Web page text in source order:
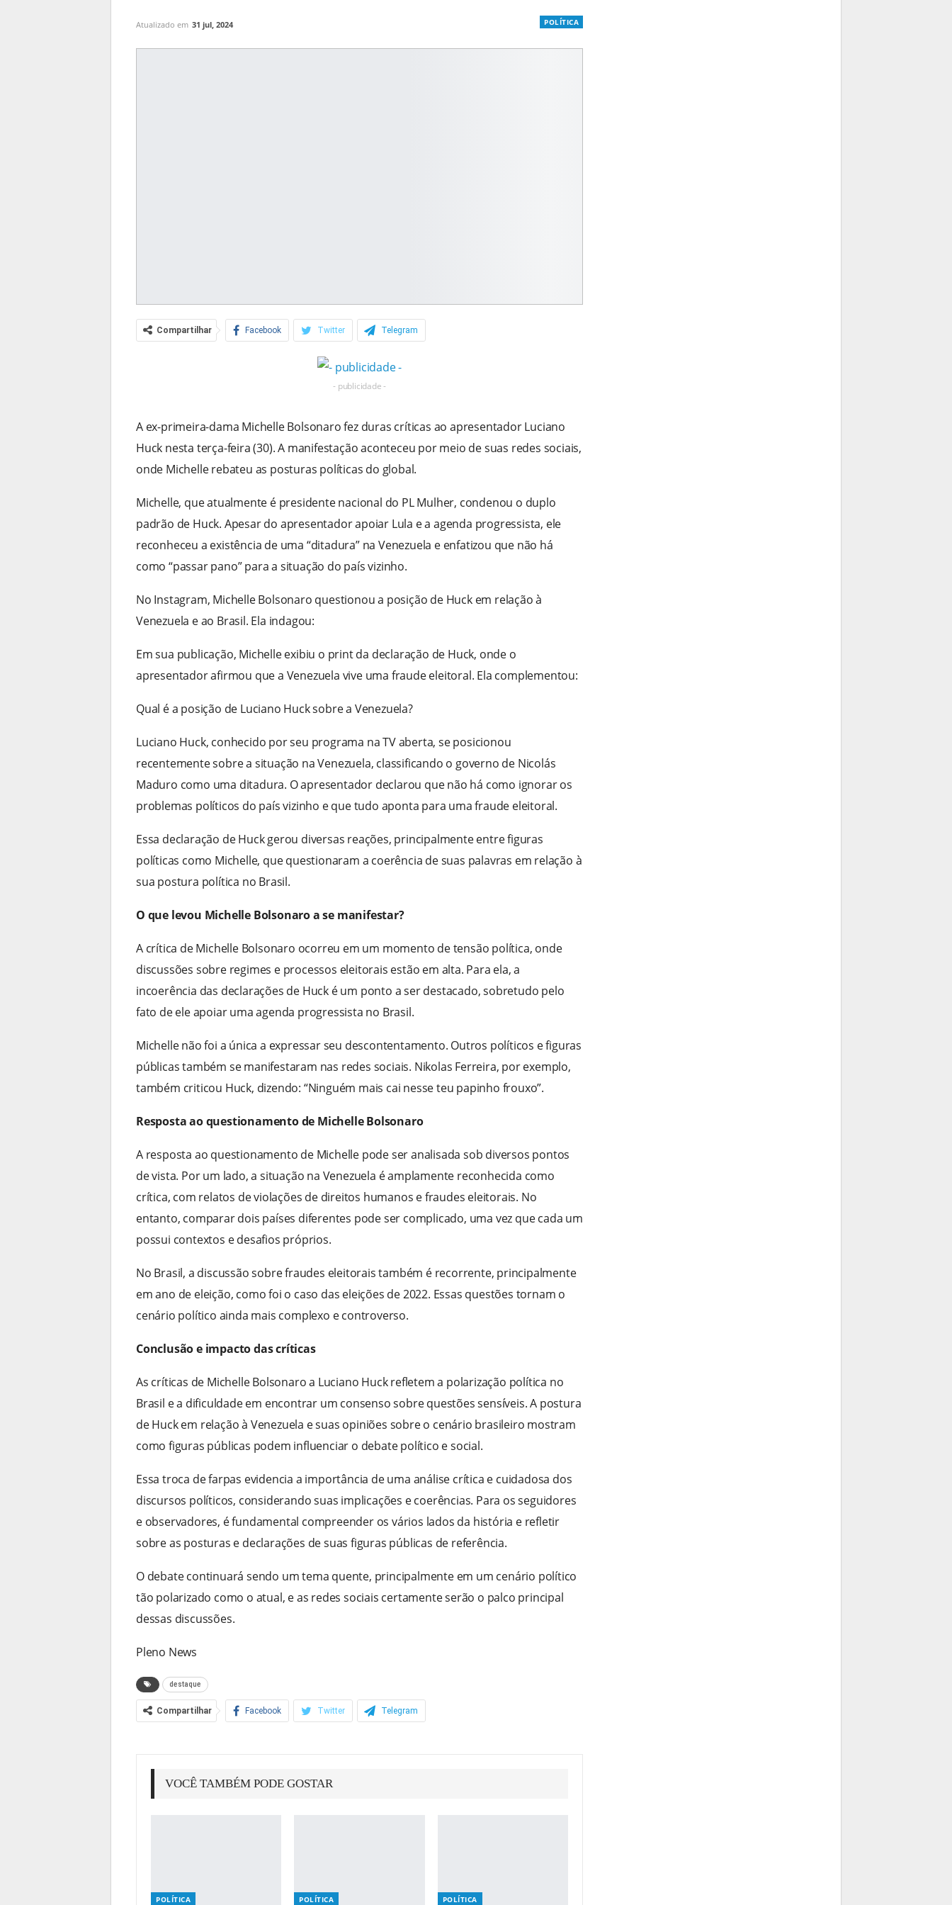
POLÍTICA
Atualizado em 31 jul, 2024
Compartilhar Facebook Twitter Telegram
- publicidade -
A ex-primeira-dama Michelle Bolsonaro fez duras críticas ao apresentador Luciano
Huck nesta terça-feira (30). A manifestação aconteceu por meio de suas redes sociais,
onde Michelle rebateu as posturas políticas do global.
Michelle, que atualmente é presidente nacional do PL Mulher, condenou o duplo
padrão de Huck. Apesar do apresentador apoiar Lula e a agenda progressista, ele
reconheceu a existência de uma “ditadura” na Venezuela e enfatizou que não há
como “passar pano” para a situação do país vizinho.
No Instagram, Michelle Bolsonaro questionou a posição de Huck em relação à
Venezuela e ao Brasil. Ela indagou:
Em sua publicação, Michelle exibiu o print da declaração de Huck, onde o
apresentador afirmou que a Venezuela vive uma fraude eleitoral. Ela complementou:
Qual é a posição de Luciano Huck sobre a Venezuela?
Luciano Huck, conhecido por seu programa na TV aberta, se posicionou
recentemente sobre a situação na Venezuela, classificando o governo de Nicolás
Maduro como uma ditadura. O apresentador declarou que não há como ignorar os
problemas políticos do país vizinho e que tudo aponta para uma fraude eleitoral.
Essa declaração de Huck gerou diversas reações, principalmente entre figuras
políticas como Michelle, que questionaram a coerência de suas palavras em relação à
sua postura política no Brasil.
O que levou Michelle Bolsonaro a se manifestar?
A crítica de Michelle Bolsonaro ocorreu em um momento de tensão política, onde
discussões sobre regimes e processos eleitorais estão em alta. Para ela, a
incoerência das declarações de Huck é um ponto a ser destacado, sobretudo pelo
fato de ele apoiar uma agenda progressista no Brasil.
Michelle não foi a única a expressar seu descontentamento. Outros políticos e figuras
públicas também se manifestaram nas redes sociais. Nikolas Ferreira, por exemplo,
também criticou Huck, dizendo: “Ninguém mais cai nesse teu papinho frouxo”.
Resposta ao questionamento de Michelle Bolsonaro
A resposta ao questionamento de Michelle pode ser analisada sob diversos pontos
de vista. Por um lado, a situação na Venezuela é amplamente reconhecida como
crítica, com relatos de violações de direitos humanos e fraudes eleitorais. No
entanto, comparar dois países diferentes pode ser complicado, uma vez que cada um
possui contextos e desafios próprios.
No Brasil, a discussão sobre fraudes eleitorais também é recorrente, principalmente
em ano de eleição, como foi o caso das eleições de 2022. Essas questões tornam o
cenário político ainda mais complexo e controverso.
Conclusão e impacto das críticas
As críticas de Michelle Bolsonaro a Luciano Huck refletem a polarização política no
Brasil e a dificuldade em encontrar um consenso sobre questões sensíveis. A postura
de Huck em relação à Venezuela e suas opiniões sobre o cenário brasileiro mostram
como figuras públicas podem influenciar o debate político e social.
Essa troca de farpas evidencia a importância de uma análise crítica e cuidadosa dos
discursos políticos, considerando suas implicações e coerências. Para os seguidores
e observadores, é fundamental compreender os vários lados da história e refletir
sobre as posturas e declarações de suas figuras públicas de referência.
O debate continuará sendo um tema quente, principalmente em um cenário político
tão polarizado como o atual, e as redes sociais certamente serão o palco principal
dessas discussões.
Pleno News
destaque
Compartilhar Facebook Twitter Telegram
VOCÊ TAMBÉM PODE GOSTAR
POLÍTICA POLÍTICA POLÍTICA